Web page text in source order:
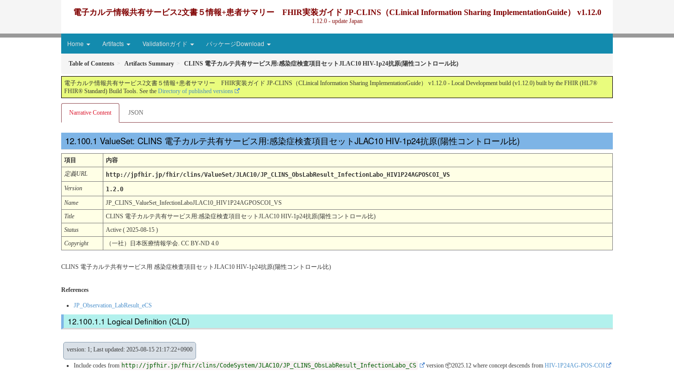
電子カルテ情報共有サービス2文書５情報+患者サマリー FHIR実装ガイド JP-CLINS（CLinical Information Sharing ImplementationGuide） v1.12.0
1.12.0 - update Japan
Home Artifacts Validationガイド パッケージDownload
Table of Contents Artifacts Summary CLINS 電子カルテ共有サービス用:感染症検査項目セットJLAC10 HIV-1p24抗原(陽性コントロール比)
電子カルテ情報共有サービス2文書５情報+患者サマリー FHIR実装ガイド JP-CLINS（CLinical Information Sharing ImplementationGuide） v1.12.0 - Local Development build (v1.12.0) built by the FHIR (HL7®
FHIR® Standard) Build Tools. See the Directory of published versions
Narrative Content JSON
ValueSet: CLINS 電子カルテ共有サービス用:感染症検査項目セットJLAC10 HIV-1p24抗原(陽性コントロール比)
項目
内容
定義URL
http://jpfhir.jp/fhir/clins/ValueSet/JLAC10/JP_CLINS_ObsLabResult_InfectionLabo_HIV1P24AGPOSCOI_VS
Version
1.2.0
Name
JP_CLINS_ValueSet_InfectionLaboJLAC10_HIV1P24AGPOSCOI_VS
Title
CLINS 電子カルテ共有サービス用:感染症検査項目セットJLAC10 HIV-1p24抗原(陽性コントロール比)
Status
Active ( 2025-08-15 )
Copyright
（一社）日本医療情報学会. CC BY-ND 4.0
CLINS 電子カルテ共有サービス用 感染症検査項目セットJLAC10 HIV-1p24抗原(陽性コントロール比)
References
JP_Observation_LabResult_eCS
Logical Definition (CLD)
version: 1; Last updated: 2025-08-15 21:17:22+0900
Include codes from http://jpfhir.jp/fhir/clins/CodeSystem/JLAC10/JP_CLINS_ObsLabResult_InfectionLabo_CS version 📦2025.12 where concept descends from HIV-1P24AG-POS-COI